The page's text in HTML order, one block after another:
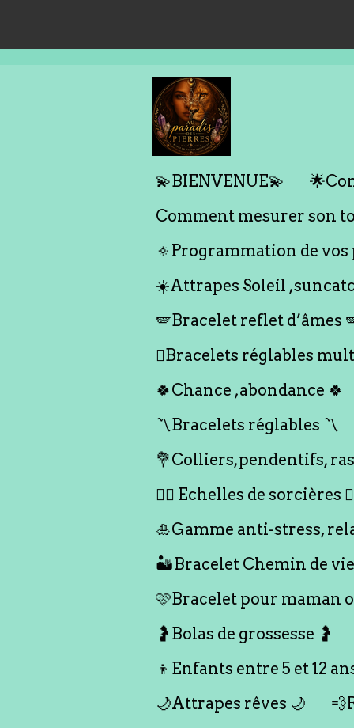
au
💫BIENVENUE💫
Comment mesurer son
🔅Programmation de vos
☀️Attrapes Soleil
🪽Bracelet reflet d’âmes
🪎Bracelets réglables
🍀Chance ,abondance 🍀
〽️Bracelets réglables 〽️
💐Colliers,pendentifs,
🧙‍♀️ Echelles de sorcières
🎍Gamme anti-stress,
🏜️Bracelet Chemin de
🩷Bracelet pour maman
🤰Bolas de grossesse 🤰
👦Enfants entre 5 et 12
🌙Attrapes rêves 🌙